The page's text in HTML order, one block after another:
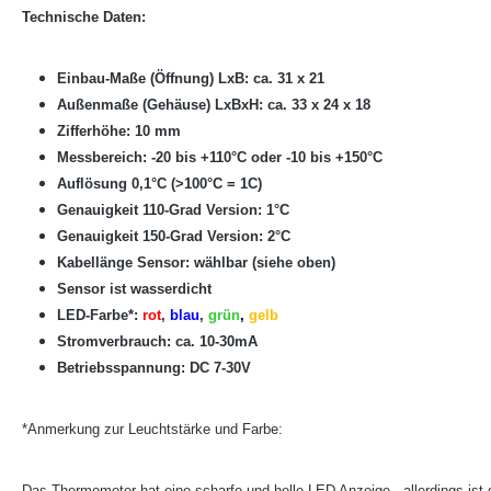
Technische Daten:
Einbau-Maße (Öffnung) LxB: ca. 31 x 21
Außenmaße (Gehäuse) LxBxH: ca. 33 x 24 x 18
Zifferhöhe: 10 mm
Messbereich: -20 bis +110°C oder -10 bis +150°C
Auflösung 0,1°C (>100°C = 1C)
Genauigkeit 110-Grad Version: 1°C
Genauigkeit 150-Grad Version: 2°C
Kabellänge Sensor: wählbar (siehe oben)
Sensor ist wasserdicht
LED-Farbe*: rot, blau, grün, gelb
Stromverbrauch: ca. 10-30mA
Betriebsspannung: DC 7-30V
*Anmerkung zur Leuchtstärke und Farbe: